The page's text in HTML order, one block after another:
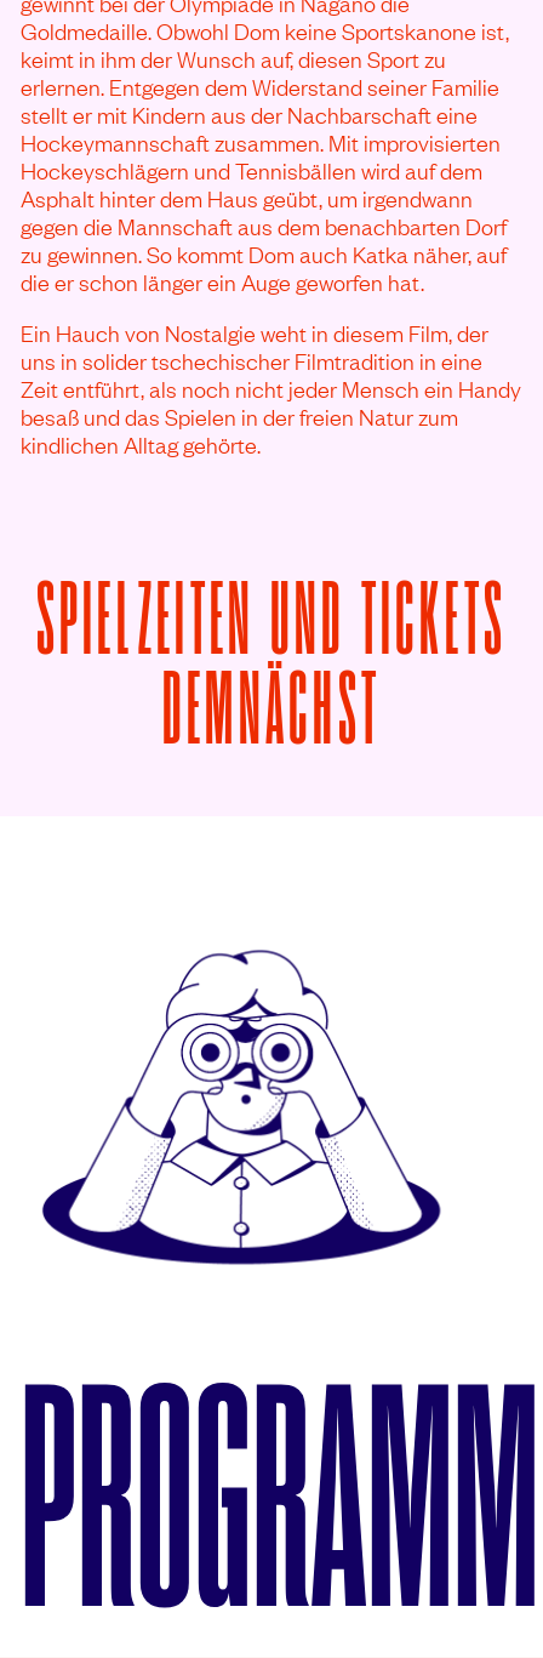
Goldmedaille. Obwohl Dom keine Sportskanone ist,
keimt in ihm der Wunsch auf, diesen Sport zu
erlernen. Entgegen dem Widerstand seiner Familie
stellt er mit Kindern aus der Nachbarschaft eine
Hockeymannschaft zusammen. Mit improvisierten
Hockeyschlägern und Tennisbällen wird auf dem
Asphalt hinter dem Haus geübt, um irgendwann
gegen die Mannschaft aus dem benachbarten Dorf
zu gewinnen. So kommt Dom auch Katka näher, auf
die er schon länger ein Auge geworfen hat.
Ein Hauch von Nostalgie weht in diesem Film, der
uns in solider tschechischer Filmtradition in eine
Zeit entführt, als noch nicht jeder Mensch ein Handy
besaß und das Spielen in der freien Natur zum
kindlichen Alltag gehörte.
SPIELZEITEN UND TICKETS
DEMNÄCHST
PROGRAMM